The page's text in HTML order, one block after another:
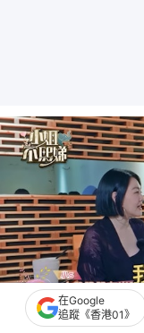
在Google
追蹤《香港01》